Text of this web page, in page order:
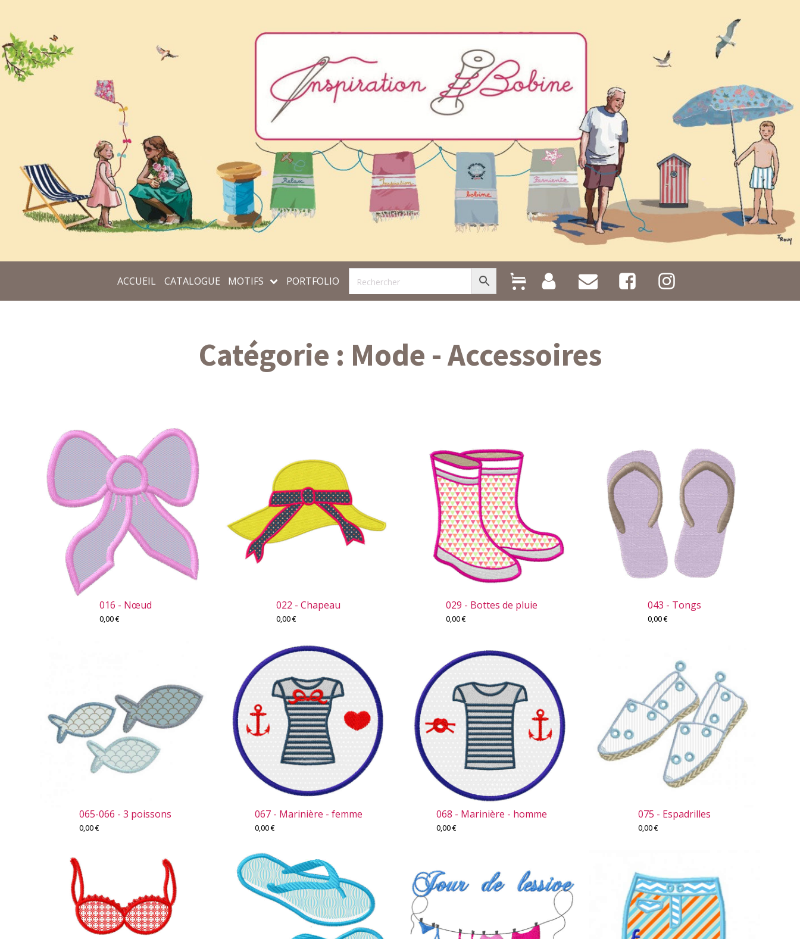
ACCUEIL CATALOGUE MOTIFS PORTFOLIO
Catégorie : Mode - Accessoires
016 - Nœud
0,00€
022 - Chapeau
0,00€
029 - Bottes de pluie
0,00€
043 - Tongs
0,00€
065-066 - 3 poissons
0,00€
067 - Marinière - femme
0,00€
068 - Marinière - homme
0,00€
075 - Espadrilles
0,00€